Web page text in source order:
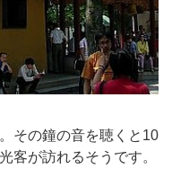
その鐘の音を聴くと10
客が訪れるそうです。